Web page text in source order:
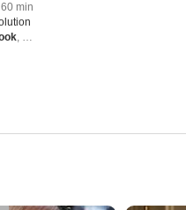
60 min
, Kirsten Vangsness